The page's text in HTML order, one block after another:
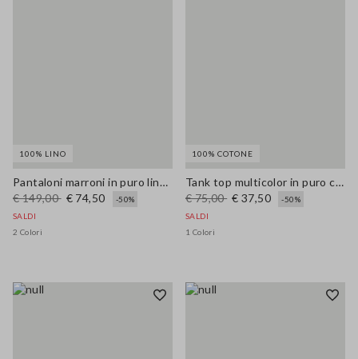
100% LINO
Pantaloni marroni in puro lino regular fit
€ 149,00 € 74,50
-50%
SALDI
2 Colori
100% COTONE
Tank top multicolor in puro cotone a maglia con spalline sottili
€ 75,00 € 37,50
-50%
SALDI
1 Colori